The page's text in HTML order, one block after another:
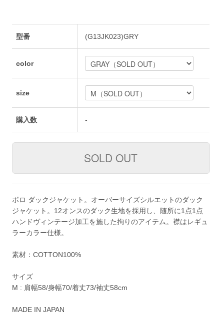
型番 (G13JK023)GRY
color
size
購入数 -
ボロ ダックジャケット。オーバーサイズシルエットのダック
ジャケット。12オンスのダック生地を採用し、随所に1点1点
ハンドヴィンテージ加工を施した拘りのアイテム。襟はレギュ
ラーカラー仕様。
素材：COTTON100%
サイズ
M : 肩幅58/身幅70/着丈73/袖丈58cm
MADE IN JAPAN